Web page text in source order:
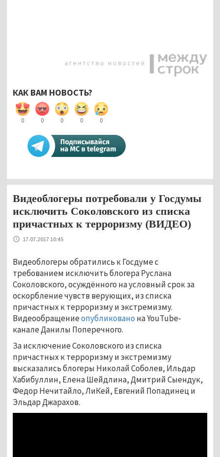
КАК ВАМ НОВОСТЬ?
0 0 0 0 0
Видеоблогеры потребовали у Госдумы
исключить Соколовского из списка
причастных к терроризму (ВИДЕО)
17.07.2017 10:45
Видеоблогеры обратились к Госдуме с
требованием исключить блогера Руслана
Соколовского, осуждённого на условный срок за
оскорбление чувств верующих, из списка
причастных к терроризму и экстремизму.
Видеообращениеопубликовано на YouTube-
канале Данилы Поперечного.
За исключение Соколовского из списка
причастных к терроризму и экстремизму
высказались блогеры Николай Соболев, Ильдар
Хабибуллин, Елена Шейдлина, Дмитрий Сыендук,
Федор Нечитайло, ЛиКей, Евгений Попадинец и
Эльдар Джарахов.